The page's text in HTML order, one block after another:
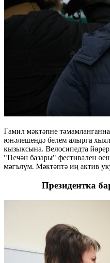
Гамил мәктәпне
юнәлешендә белем алырга
кызыксына. Велосипедта
"Печән базары" фестивален
мәгълүм. Мәктәптә иң актив
Президентка